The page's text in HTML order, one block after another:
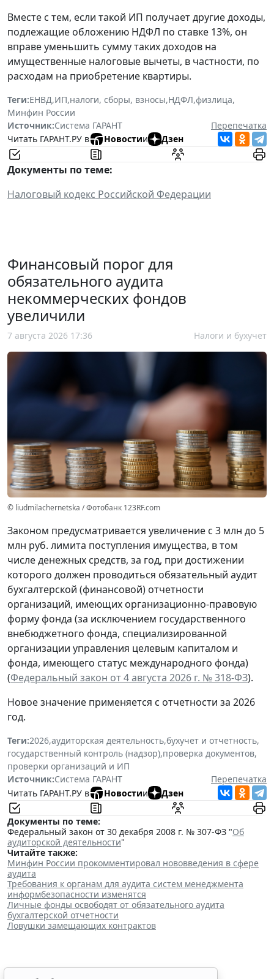
Вместе с тем, если такой ИП получает другие доходы,
подлежащие обложению НДФЛ по ставке 13%, он
вправе уменьшить сумму таких доходов на
имущественные налоговые вычеты, в частности, по
расходам на приобретение квартиры.
Теги:ЕНВД,ИП,налоги, сборы, взносы,НДФЛ,физлица,
Минфин России
Источник:Система ГАРАНТ
Перепечатка
Читать ГАРАНТ.РУ в
Новостии Дзен
Документы по теме:
Налоговый кодекс Российской Федерации
Финансовый порог для
обязательного аудита
некоммерческих фондов
увеличили
7 августа 2026 17:36 Налоги и бухучет
© liudmilachernetska / Фотобанк 123RF.com
Законом предусматривается увеличение с 3 млн до 5
млн руб. лимита поступления имущества, в том
числе денежных средств, за год, при достижении
которого должен проводиться обязательный аудит
бухгалтерской (финансовой) отчетности
организаций, имеющих организационно-правовую
форму фонда (за исключением государственного
внебюджетного фонда, специализированной
организации управления целевым капиталом и
фонда, имеющего статус международного фонда)
(Федеральный закон от 4 августа 2026 г. № 318-ФЗ).
Новое значение применяется с отчетности за 2026
год.
Теги:2026,аудиторская деятельность,бухучет и отчетность,
государственный контроль (надзор),проверка документов,
проверки организаций и ИП
Источник:Система ГАРАНТ
Перепечатка
Читать ГАРАНТ.РУ в
Новостии Дзен
Документы по теме:
Федеральный закон от 30 декабря 2008 г. № 307-ФЗ "Об
аудиторской деятельности"
Читайте также:
Минфин России прокомментировал нововведения в сфере
аудита
Требования к органам для аудита систем менеджмента
информбезопасности изменятся
Личные фонды освободят от обязательного аудита
бухгалтерской отчетности
Ловушки замещающих контрактов